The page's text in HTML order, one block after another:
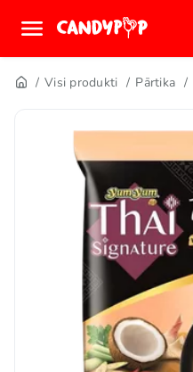
Visi produkti Pārtika